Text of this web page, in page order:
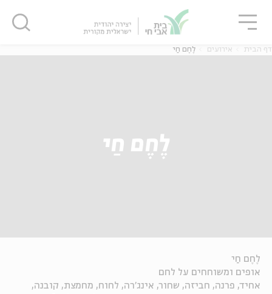
דף הבית אירועים לֶחֶם חַי
לֶחֶם חַי
לֶחֶם חַי
אופים ומשוחחים על לחם
אחיד, פרנה, חביזה, שחור, אינג'רה, לחוח, מחמצת, קובנה,
סגור